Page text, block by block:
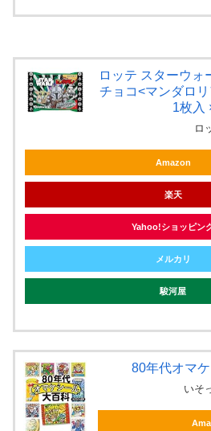
ロッテ スターウォ
チョコ<マンダロ
1枚入
ロ
Amazon
楽天
Yahoo!ショッピン
メルカリ
駿河屋
80年代オマ
いそ